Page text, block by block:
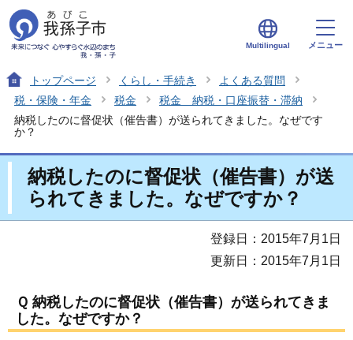
Multilingual メニュー
トップページ くらし・手続き
よくある質問
税・保険・年金
税金
税金 納税・口座振替・滞納
納税したのに督促状（催告書）が送られてきました。なぜです
か？
納税したのに督促状（催告書）が送
られてきました。なぜですか？
登録日：2015年7月1日
更新日：2015年7月1日
Ｑ 納税したのに督促状（催告書）が送られてきま
した。なぜですか？